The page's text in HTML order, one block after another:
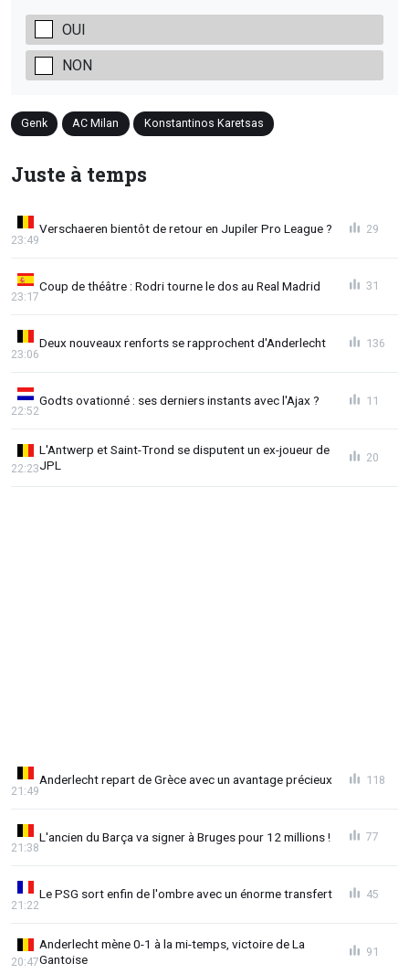
OUI
NON
Genk AC Milan Konstantinos Karetsas
Juste à temps
Verschaeren bientôt de retour en Jupiler Pro League ?
23:49
29
Coup de théâtre : Rodri tourne le dos au Real Madrid
23:17
31
Deux nouveaux renforts se rapprochent d'Anderlecht
23:06
136
Godts ovationné : ses derniers instants avec l'Ajax ?
22:52
11
L'Antwerp et Saint-Trond se disputent un ex-joueur de
JPL
22:23
20
Anderlecht repart de Grèce avec un avantage précieux
21:49
118
L'ancien du Barça va signer à Bruges pour 12 millions !
21:38
77
Le PSG sort enfin de l'ombre avec un énorme transfert
21:22
45
Anderlecht mène 0-1 à la mi-temps, victoire de La
Gantoise
20:47
91